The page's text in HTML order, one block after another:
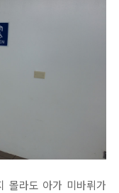
몰라도 아가 미바뤼가